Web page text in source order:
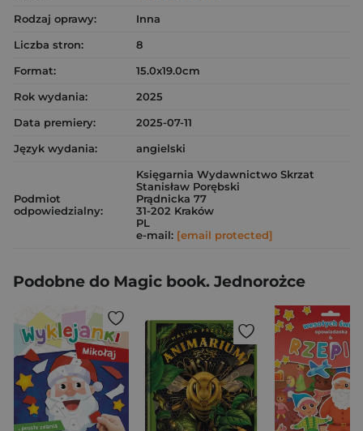
Rodzaj oprawy:
Inna
Liczba stron:
8
Format:
15.0x19.0cm
Rok wydania:
2025
Data premiery:
2025-07-11
Język wydania:
angielski
Podmiot
odpowiedzialny:
Księgarnia Wydawnictwo Skrzat
Stanisław Porębski
Prądnicka 77
31-202 Kraków
PL
e-mail: [email protected]
Podobne do Magic book. Jednorożce